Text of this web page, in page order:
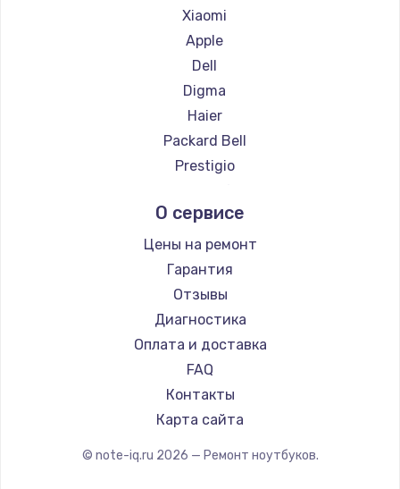
Ремонт ноутбуков Thunderobot
Ремонт ноутбуков Hasee
Ремонт ноутбуков ZTE
Ремонт ноутбуков Hiper
Ремонт ноутбуков Evga
Ремонт ноутбуков Google
Ремонт ноутбуков Echips
Ремонт ноутбуков Predator
Ремонт ноутбуков iru
Ремонт ноутбуков Machenike
Ремонт ноутбуков DEXP
Ремонт ноутбуков Teclast
Ремонт ноутбуков CHUWI
Ремонт ноутбуков Colorful
Xiaomi
Apple
Dell
Digma
Haier
Packard Bell
Prestigio
Alienware
Gigabyte
Aorus
Maibenben
Getac
Epson
Philips
LG
Panasonic
О сервисе
Цены на ремонт
Гарантия
Отзывы
Диагностика
Оплата и доставка
FAQ
Контакты
Карта сайта
© note-iq.ru 2026 — Ремонт ноутбуков.